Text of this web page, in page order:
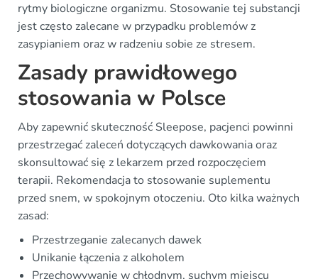
rytmy biologiczne organizmu. Stosowanie tej substancji
jest często zalecane w przypadku problemów z
zasypianiem oraz w radzeniu sobie ze stresem.
Zasady prawidłowego
stosowania w Polsce
Aby zapewnić skuteczność Sleepose, pacjenci powinni
przestrzegać zaleceń dotyczących dawkowania oraz
skonsultować się z lekarzem przed rozpoczęciem
terapii. Rekomendacja to stosowanie suplementu
przed snem, w spokojnym otoczeniu. Oto kilka ważnych
zasad:
Przestrzeganie zalecanych dawek
Unikanie łączenia z alkoholem
Przechowywanie w chłodnym, suchym miejscu